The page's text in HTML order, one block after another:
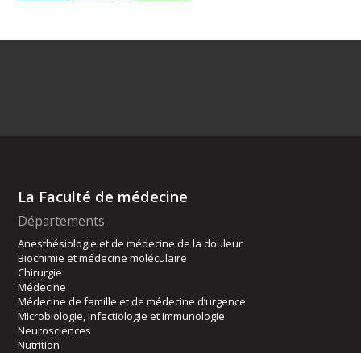
La Faculté de médecine
Départements
Anesthésiologie et de médecine de la douleur
Biochimie et médecine moléculaire
Chirurgie
Médecine
Médecine de famille et de médecine d’urgence
Microbiologie, infectiologie et immunologie
Neurosciences
Nutrition